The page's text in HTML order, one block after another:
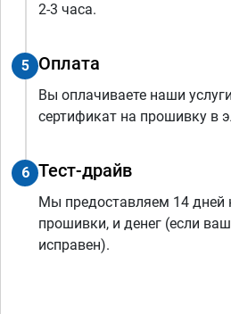
2-3 часа.
5 Оплата
Вы оплачиваете наши
сертификат на прошивку в
6 Тест-драйв
Мы предоставляем 14 дней
прошивки, и денег (если
исправен).